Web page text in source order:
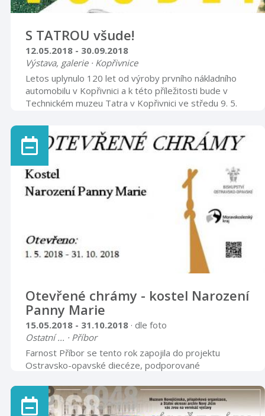
S TATROU všude!
12.05.2018 - 30.09.2018
Výstava, galerie · Kopřivnice
Letos uplynulo 120 let od výroby prvního nákladního
automobilu v Kopřivnici a k této příležitosti bude v
Technickém muzeu Tatra v Kopřivnici ve středu 9. 5.
všude! Prostřednictvím prospektů nákladních vozidel,
má výstava za cíl vizuální formou prezentovat bohatou
výrobní produkci automobilky, která se nesmazatelně
zapsala do dějin techniky 20. století. Vedle technických
dat a popisů nákladních automobilů, jsou prospekty
pestrou prezentací ...
Otevřené chrámy - kostel Narození
Panny Marie
15.05.2018 - 31.10.2018 · dle foto
Ostatní ... · Příbor
Farnost Příbor se tento rok zapojila do projektu
Ostravsko-opavské diecéze, podporované
chrámy. Jedná se o projekt, kdy jednotlivé farnosti
zpřístupní v daných měsících a dnech vybrané kostely. V